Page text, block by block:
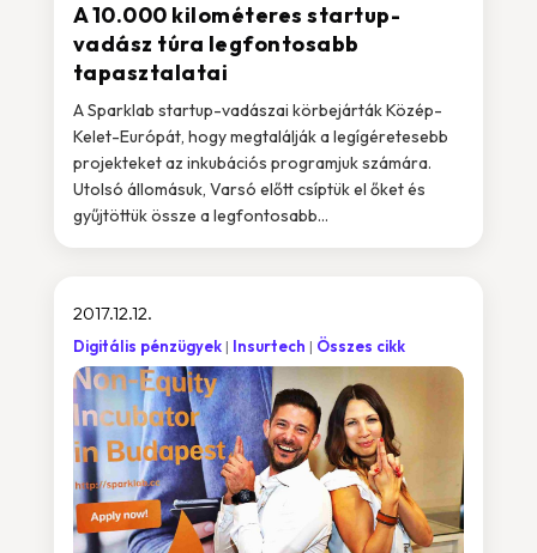
A 10.000 kilométeres startup-
vadász túra legfontosabb
tapasztalatai
A Sparklab startup-vadászai körbejárták Közép-
Kelet-Európát, hogy megtalálják a legígéretesebb
projekteket az inkubációs programjuk számára.
Utolsó állomásuk, Varsó előtt csíptük el őket és
gyűjtöttük össze a legfontosabb...
2017.12.12.
Digitális pénzügyek Insurtech Összes cikk